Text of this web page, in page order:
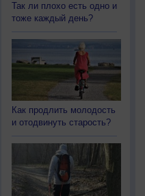
Так ли плохо есть одно и
тоже каждый день?
Как продлить молодость
и отодвинуть старость?